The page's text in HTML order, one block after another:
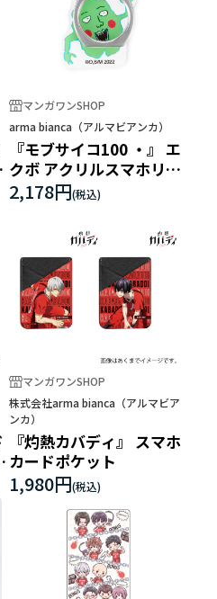
マンガワンSHOP
arma bianca（アルマビアンカ）
『モブサイコ100 ・』 エ
クボ アクリルスマホリン
グ
2,178円
マンガワンSHOP
株式会社arma bianca（アルマビア
ンカ）
『灼熱カバディ』 スマホ
カードポケット
1,980円